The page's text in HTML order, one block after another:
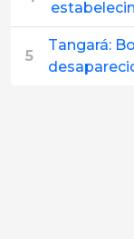
5
Tangará: